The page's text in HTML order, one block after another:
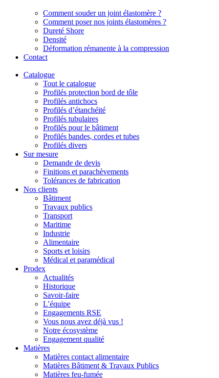
Comment souder un joint élastomère ?
Comment poser nos joints élastomères ?
Dureté Shore
Densité
Déformation rémanente à la compression
Contact
Catalogue
Tout le catalogue
Profilés protection bord de tôle
Profilés antichocs
Profilés d’étanchéité
Profilés tubulaires
Profilés pour le bâtiment
Profilés bandes, cordes et tubes
Profilés divers
Sur mesure
Demande de devis
Finitions et parachèvements
Tolérances de fabrication
Nos clients
Bâtiment
Travaux publics
Transport
Maritime
Industrie
Alimentaire
Sports et loisirs
Médical et paramédical
Prodex
Actualités
Historique
Savoir-faire
L’équipe
Engagements RSE
Vous nous avez déjà vus !
Notre écosystème
Engagement qualité
Matières
Matières contact alimentaire
Matières Bâtiment & Travaux Publics
Matières feu-fumée